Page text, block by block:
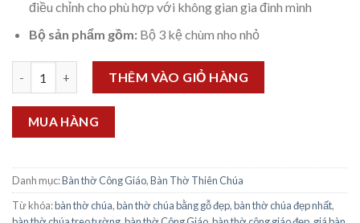
điều chỉnh cho phù hợp với không gian gia đình mình
Bộ sản phẩm gồm:Bộ 3 kệ chùm nho nhỏ
Kệ chùm nho nhỏ dành cho bộ tượng 40cm số lượng
THÊM VÀO GIỎ HÀNG
MUA HÀNG
Danh mục:Bàn thờ Công Giáo,Bàn Thờ Thiên Chúa
Từ khóa:bàn thờ chúa,bàn thờ chúa bằng gỗ đẹp,bàn thờ chúa đẹp nhất,